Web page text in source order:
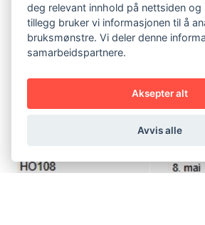
deg relevant innhold på nettsiden og
tillegg bruker vi informasjonen til å
bruksmønstre. Vi deler denne
samarbeidspartnere.
Aksepter alt
Avvis alle